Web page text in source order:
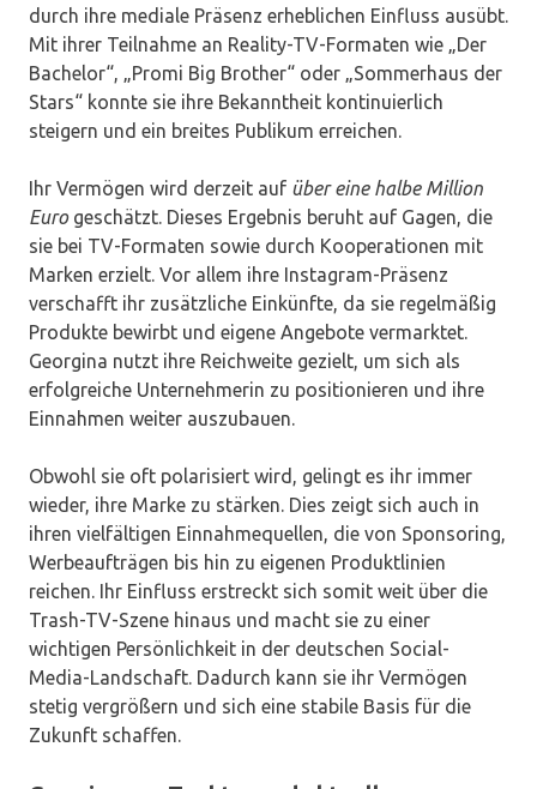
durch ihre mediale Präsenz erheblichen Einfluss ausübt.
Mit ihrer Teilnahme an Reality-TV-Formaten wie „Der
Bachelor“, „Promi Big Brother“ oder „Sommerhaus der
Stars“ konnte sie ihre Bekanntheit kontinuierlich
steigern und ein breites Publikum erreichen.
Ihr Vermögen wird derzeit auf über eine halbe Million
Eurogeschätzt. Dieses Ergebnis beruht auf Gagen, die
sie bei TV-Formaten sowie durch Kooperationen mit
Marken erzielt. Vor allem ihre Instagram-Präsenz
verschafft ihr zusätzliche Einkünfte, da sie regelmäßig
Produkte bewirbt und eigene Angebote vermarktet.
Georgina nutzt ihre Reichweite gezielt, um sich als
erfolgreiche Unternehmerin zu positionieren und ihre
Einnahmen weiter auszubauen.
Obwohl sie oft polarisiert wird, gelingt es ihr immer
wieder, ihre Marke zu stärken. Dies zeigt sich auch in
ihren vielfältigen Einnahmequellen, die von Sponsoring,
Werbeaufträgen bis hin zu eigenen Produktlinien
reichen. Ihr Einfluss erstreckt sich somit weit über die
Trash-TV-Szene hinaus und macht sie zu einer
wichtigen Persönlichkeit in der deutschen Social-
Media-Landschaft. Dadurch kann sie ihr Vermögen
stetig vergrößern und sich eine stabile Basis für die
Zukunft schaffen.